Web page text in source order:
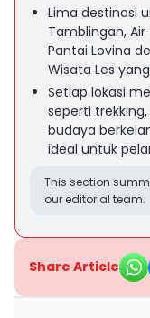
Lima destinasi
Tamblingan, Air
Pantai Lovina
Wisata Les
Setiap lokasi
seperti
budaya
ideal untuk
This section
our editorial team.
Share Article